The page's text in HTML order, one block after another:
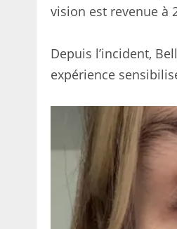
vision est revenue à
Depuis l’incident,
expérience